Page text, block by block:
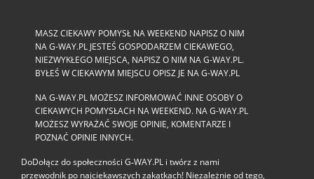
MASZ CIEKAWY POMYSŁ NA WEEKEND NAPISZ O NIM
NA G-WAY.PL JESTEŚ GOSPODARZEM CIEKAWEGO,
NIEZWYKŁEGO MIEJSCA, NAPISZ O NIM NA G-WAY.PL.
BYŁEŚ W CIEKAWYM MIEJSCU OPISZ JE NA G-WAY.PL
NA G-WAY.PL MOŻESZ INFORMOWAĆ INNE OSOBY O
CIEKAWYCH POMYSŁACH NA WEEKEND. NA G-WAY.PL
MOŻESZ WYRAŻAĆ SWOJE OPINIE, KOMENTARZE I
POZNAĆ OPINIE INNYCH.
DoDołącz do społeczności G‑WAY.PL i twórz z nami
przewodnik po najciekawszych zakątkach! Niezależnie od tego,